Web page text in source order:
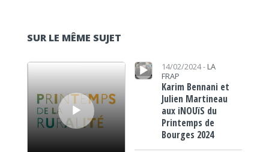
SUR LE MÊME SUJET
Lecteur audio
Lecteur audio 14/02/2024 - LA
FRAP
Karim Bennani et
Julien Martineau
aux iNOUïS du
Printemps de
Bourges 2024